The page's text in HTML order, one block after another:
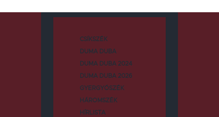
CSÍKSZÉK
DUMA DUBA
DUMA DUBA 2024
DUMA DUBA 2026
GYERGYÓSZÉK
HÁROMSZÉK
HÍRLISTA